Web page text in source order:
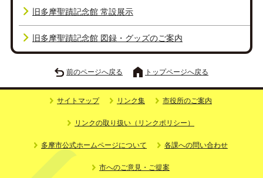
旧多摩聖蹟記念館 常設展示
旧多摩聖蹟記念館 図録・グッズのご案内
前のページへ戻る トップページへ戻る
サイトマップ リンク集 市役所のご案内
リンクの取り扱い（リンクポリシー）
多摩市公式ホームページについて 各課への問い合わせ
市へのご意見・ご提案